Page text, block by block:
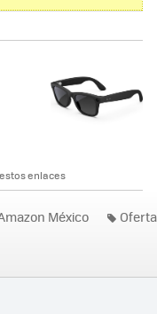
enlaces
México